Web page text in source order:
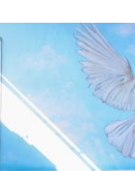
CANCÚN